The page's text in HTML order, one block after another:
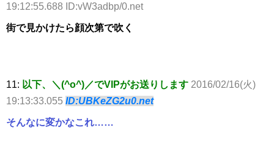
19:12:55.688 ID:vW3adbp/0.net
街で見かけたら顔次第で吹く
11: 以下、＼(^o^)／でVIPがお送りします 2016/02/16(火)
19:13:33.055 ID:UBKeZG2u0.net
そんなに変かなこれ……